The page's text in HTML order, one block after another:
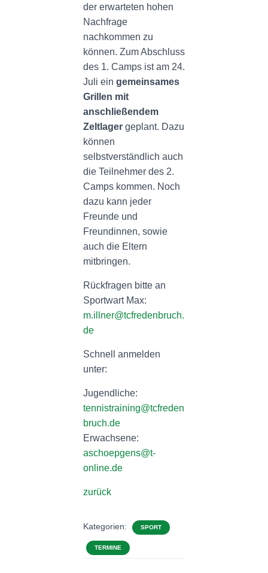
der erwarteten hohen
Nachfrage
nachkommen zu
können. Zum Abschluss
des 1. Camps ist am 24.
Juli ein gemeinsames
Grillen mit
anschließendem
Zeltlager geplant. Dazu
können
selbstverständlich auch
die Teilnehmer des 2.
Camps kommen. Noch
dazu kann jeder
Freunde und
Freundinnen, sowie
auch die Eltern
mitbringen.
Rückfragen bitte an
Sportwart Max:
m.illner@tcfredenbruch.
de
Schnell anmelden
unter:
Jugendliche:
tennistraining@tcfreden
bruch.de
Erwachsene:
aschoepgens@t-
online.de
zurück
Kategorien: SPORT
TERMINE